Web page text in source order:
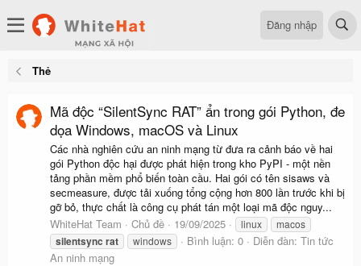
Đăng nhập
Thẻ
Mã độc “SilentSync RAT” ẩn trong gói Python, đe
dọa Windows, macOS và Linux
Các nhà nghiên cứu an ninh mạng từ đưa ra cảnh báo về hai
gói Python độc hại được phát hiện trong kho PyPI - một nền
tảng phần mềm phổ biến toàn cầu. Hai gói có tên sisaws và
secmeasure, được tải xuống tổng cộng hơn 800 lần trước khi bị
gỡ bỏ, thực chất là công cụ phát tán một loại mã độc nguy...
WhiteHat Team
Chủ đề 19/09/2025 linux macos
silentsync rat windows Bình luận: 0 Diễn đàn: Tin tức
An ninh mạng